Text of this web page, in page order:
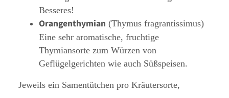
Besseres!
Orangenthymian (Thymus fragrantissimus)
Eine sehr aromatische, fruchtige
Thymiansorte zum Würzen von
Geflügelgerichten wie auch Süßspeisen.
Jeweils ein Samentütchen pro Kräutersorte,